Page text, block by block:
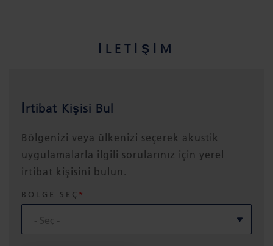
İLETIŞIM
İrtibat Kişisi Bul
Bölgenizi veya ülkenizi seçerek akustik
uygulamalarla ilgili sorularınız için yerel
irtibat kişisini bulun.
BÖLGE SEÇ